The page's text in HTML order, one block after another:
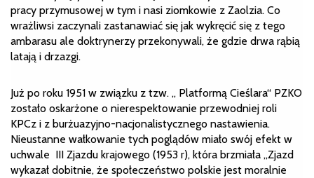
pracy przymusowej w tym i nasi ziomkowie z Zaolzia. Co
wrażliwsi zaczynali zastanawiać się jak wykręcić się z tego
ambarasu ale doktrynerzy przekonywali, że gdzie drwa rąbią
latają i drzazgi.
Już po roku 1951 w związku z tzw. „ Platformą Cieślara“ PZKO
zostało oskarżone o nierespektowanie przewodniej roli
KPCz i z burżuazyjno-nacjonalistycznego nastawienia.
Nieustanne wałkowanie tych poglądów miało swój efekt w
uchwale III Zjazdu krajowego (1953 r), która brzmiała „Zjazd
wykazał dobitnie, że społeczeństwo polskie jest moralnie